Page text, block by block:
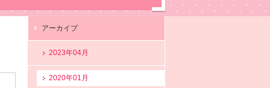
アーカイブ
2023年04月
2020年01月